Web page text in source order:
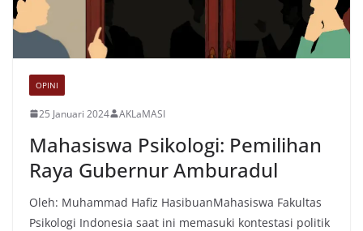
OPINI
25 Januari 2024 AKLaMASI
Mahasiswa Psikologi: Pemilihan
Raya Gubernur Amburadul
Oleh: Muhammad Hafiz HasibuanMahasiswa Fakultas
Psikologi Indonesia saat ini memasuki kontestasi politik